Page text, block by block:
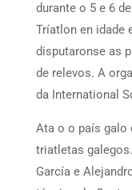
durante o 5 e 6
Tríatlon en idade
disputaronse as
de relevos. A
da International
Ata o o país galo
triatletas
García e